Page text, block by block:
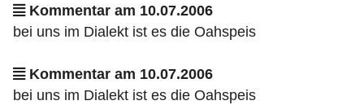
Kommentar am 10.07.2006
bei uns im Dialekt ist es die Oahspeis
Kommentar am 10.07.2006
bei uns im Dialekt ist es die Oahspeis